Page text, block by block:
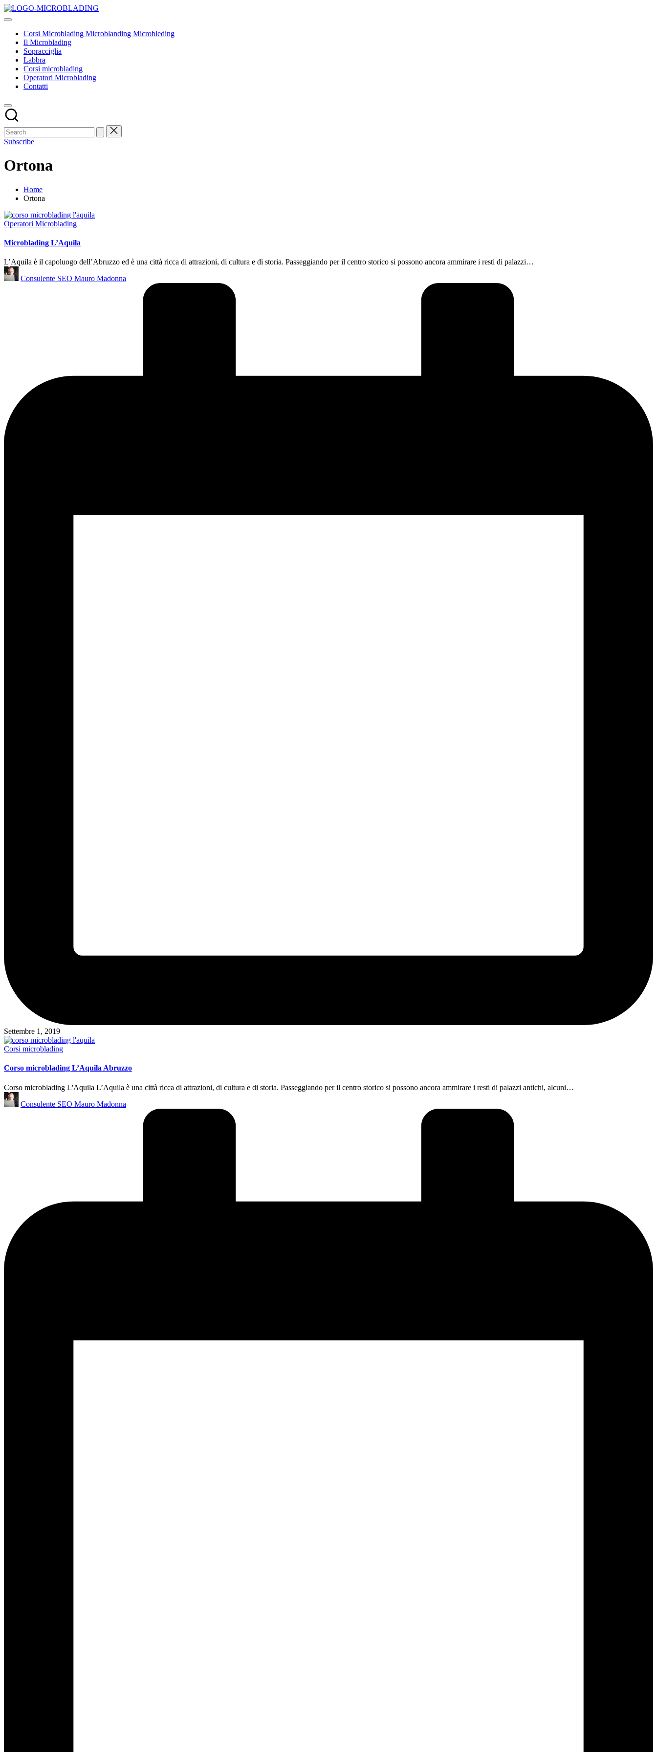
Skip
to
Microbleding
Tecniche
insegnamenti
base
Corsi Microblading Microblanding Microbleding
Il Microblading
Sopracciglia
Labbra
Corsi microblading
Operatori Microblading
Contatti
Subscribe
Ortona
Home
Ortona
Posted
Operatori Microblading
Microblading L’Aquila
L’Aquila è il capoluogo dell’Abruzzo ed è una città ricca di attrazioni, di cultura e di storia. Passeggiando per il centro storico si possono ancora ammirare i resti di palazzi…
Posted
by
Consulente SEO Mauro Madonna
Settembre 1, 2019
Posted
Corsi microblading
Corso microblading L’Aquila Abruzzo
Corso microblading L'Aquila L’Aquila è una città ricca di attrazioni, di cultura e di storia. Passeggiando per il centro storico si possono ancora ammirare i resti di palazzi antichi, alcuni…
Posted
by
Consulente SEO Mauro Madonna